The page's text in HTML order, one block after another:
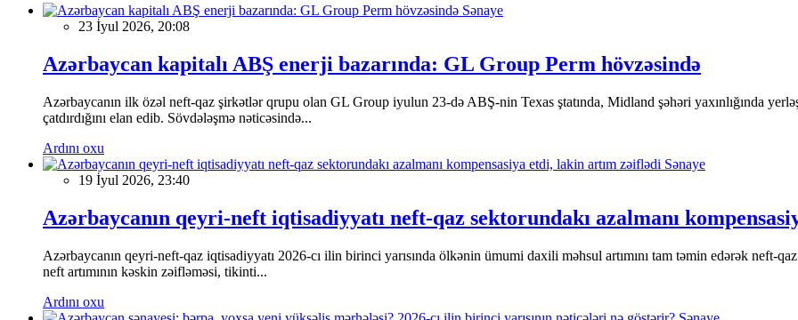
Sənaye
23 İyul 2026, 20:08
Azərbaycan kapitalı ABŞ enerji bazarında: GL Group Perm hövzəsində
Azərbaycanın ilk özəl neft-qaz şirkətlər qrupu olan GL Group iyulun 23-də ABŞ-nin Texas ştatında, Midland şəhəri yaxınlığında
çatdırdığını elan edib. Sövdələşmə nəticəsində...
Ardını oxu
Sənaye
19 İyul 2026, 23:40
Azərbaycanın qeyri-neft iqtisadiyyatı neft-qaz sektorundakı azalmanı
Azərbaycanın qeyri-neft-qaz iqtisadiyyatı 2026-cı ilin birinci yarısında ölkənin ümumi daxili məhsul artımını tam təmin edərək neft-
neft artımının kəskin zəifləməsi, tikinti...
Ardını oxu